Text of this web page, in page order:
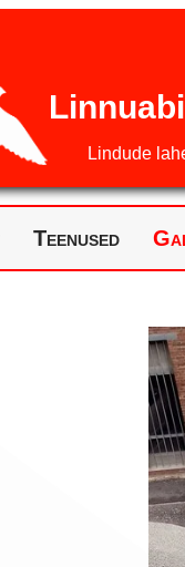
Lindude
Teenused